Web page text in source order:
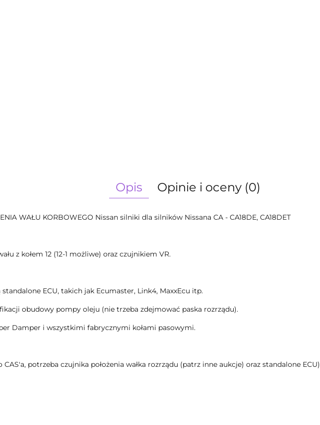
Opis Opinie i oceny (0)
WAŁU KORBOWEGO Nissan silniki dla silników Nissana CA - CA18DE, CA18DET
z kołem 12 (12-1 możliwe) oraz czujnikiem VR.
standalone ECU, takich jak Ecumaster, Link4, MaxxEcu itp.
obudowy pompy oleju (nie trzeba zdejmować paska rozrządu).
Damper i wszystkimi fabrycznymi kołami pasowymi.
potrzeba czujnika położenia wałka rozrządu (patrz inne aukcje) oraz standalone ECU)